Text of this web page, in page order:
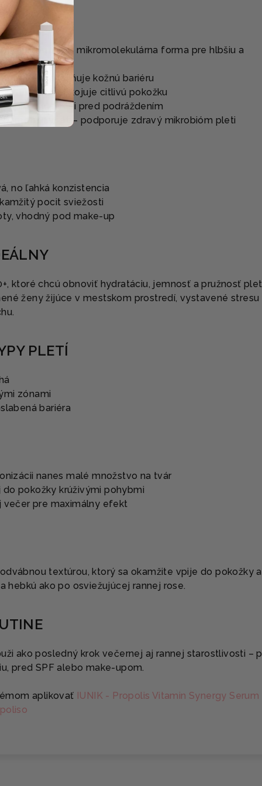
hyalurónová– mikromolekulárna forma pre hlbšiu a
a posilňuje kožnú bariéru
a upokojuje citlivú pokožku
a chráni pred podráždením
Lysát – podporuje zdravý mikrobióm pleti
no ľahká konzistencia
pocit sviežosti
vhodný pod make-up
ktoré chcú obnoviť hydratáciu, jemnosť a pružnosť
ženy žijúce v mestskom prostredí, vystavené stresu
PLETÍ
zónami
bariéra
nanes malé množstvo na tvár
do pokožky krúživými pohybmi
večer pre maximálny efekt
textúrou, ktorý sa okamžite vpije do pokožky a
hebkú ako po osviežujúcej rannej rose.
ako posledný krok večernej aj rannej starostlivosti –
pred SPF alebo make-upom.
aplikovať IUNIK - Propolis Vitamin Synergy Serum